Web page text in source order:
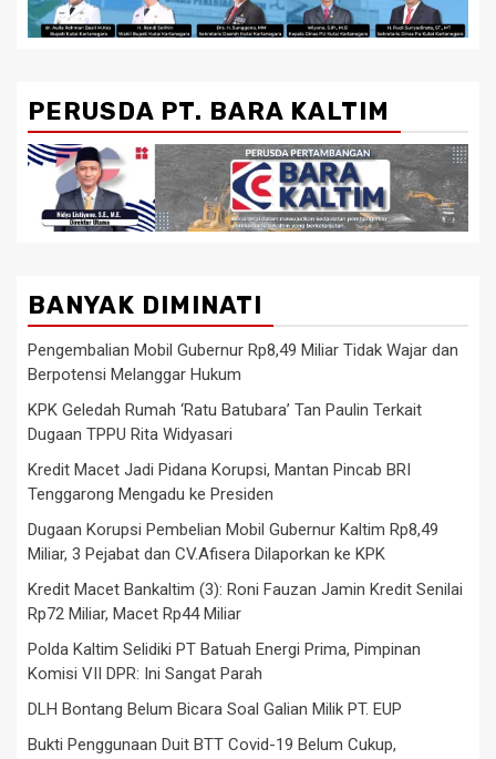
PERUSDA PT. BARA KALTIM
BANYAK DIMINATI
Pengembalian Mobil Gubernur Rp8,49 Miliar Tidak Wajar dan
Berpotensi Melanggar Hukum
KPK Geledah Rumah ‘Ratu Batubara’ Tan Paulin Terkait
Dugaan TPPU Rita Widyasari
Kredit Macet Jadi Pidana Korupsi, Mantan Pincab BRI
Tenggarong Mengadu ke Presiden
Dugaan Korupsi Pembelian Mobil Gubernur Kaltim Rp8,49
Miliar, 3 Pejabat dan CV.Afisera Dilaporkan ke KPK
Kredit Macet Bankaltim (3): Roni Fauzan Jamin Kredit Senilai
Rp72 Miliar, Macet Rp44 Miliar
Polda Kaltim Selidiki PT Batuah Energi Prima, Pimpinan
Komisi VII DPR: Ini Sangat Parah
DLH Bontang Belum Bicara Soal Galian Milik PT. EUP
Bukti Penggunaan Duit BTT Covid-19 Belum Cukup,